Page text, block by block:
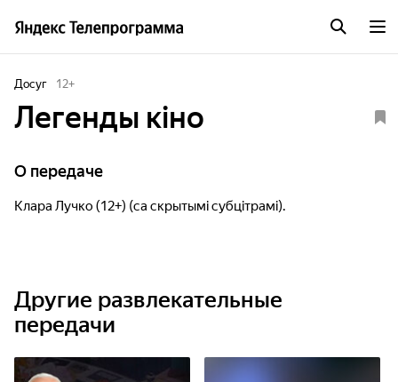
Досуг 12+
Легенды кіно
О передаче
Клара Лучко (12+) (са скрытымі субцітрамі).
Другие развлекательные
передачи